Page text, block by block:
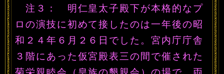
注３： 明仁皇太子殿下が本格的なプ
ロの演技に初めて接したのは一年後の昭
和２４年６月２６日でした。宮内庁庁舎
３階にあった仮宮殿表三の間で催された